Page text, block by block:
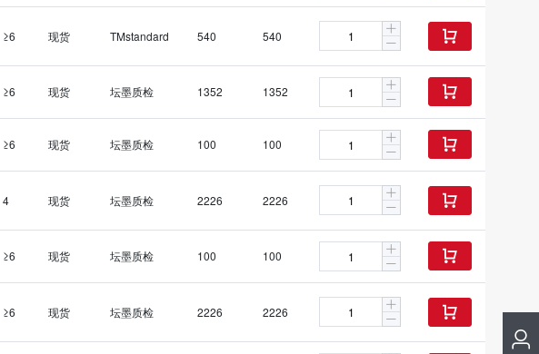
≥6 现货 TMstandard 540 540 
≥6 现货 坛墨质检 1352 1352 
≥6 现货 坛墨质检 100 100 
4 现货 坛墨质检 2226 2226 
≥6 现货 坛墨质检 100 100 
≥6 现货 坛墨质检 2226 2226 